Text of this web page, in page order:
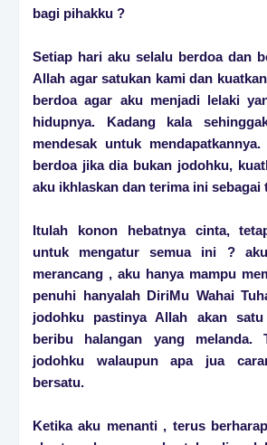
bagi pihakku ?
Setiap hari aku selalu berdoa dan
Allah agar satukan kami dan
berdoa agar aku menjadi lelaki
hidupnya. Kadang kala
mendesak untuk
berdoa jika dia bukan jodohku,
aku ikhlaskan dan terima ini sebagai
Itulah konon hebatnya cinta,
untuk mengatur semua ini ?
merancang , aku hanya mampu
penuhi hanyalah DiriMu Wahai
jodohku pastinya Allah akan
beribu halangan yang melanda.
jodohku walaupun apa jua
bersatu.
Ketika aku menanti , terus